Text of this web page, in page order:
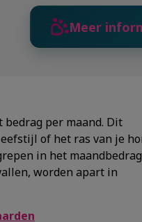
Meer
bedrag per maand. Dit
of het ras van je
in het
worden apart in